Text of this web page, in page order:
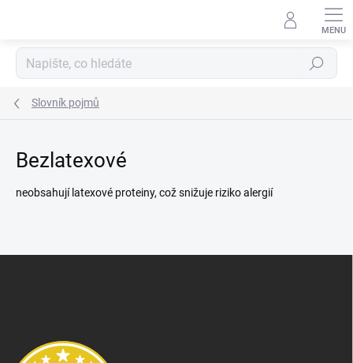
Hledat
Slovník pojmů
Bezlatexové
neobsahují latexové proteiny, což snižuje riziko alergií